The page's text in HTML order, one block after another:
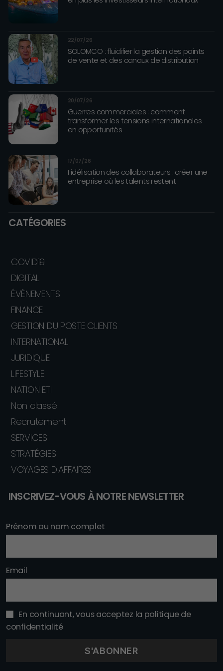
22/07/26
SOLOMCO : fluidifier la gestion des points
de vente et des canaux de distribution
20/07/26
Guerres commerciales : comment
transformer les tensions internationales
en opportunités
17/07/26
Fidélisation des collaborateurs : créer une
entreprise où les talents restent
CATÉGORIES
COVID19
DIGITAL
ÉVÈNEMENTS
FINANCE
GESTION DU POSTE CLIENTS
INTERNATIONAL
JURIDIQUE
LIFESTYLE
NATION ETI
Non classé
Recrutement
SERVICES
STRATÉGIES
VOYAGES D'AFFAIRES
INSCRIVEZ-VOUS À NOTRE NEWSLETTER
Prénom ou nom complet
Email
En continuant, vous acceptez la politique de
confidentialité